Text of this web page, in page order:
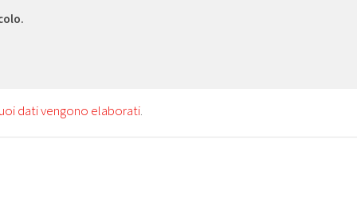
dati vengono elaborati.